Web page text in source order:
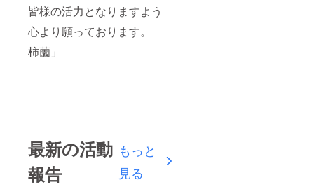
皆様の活力となりますよう
心より願っております。
柿薗」
最新の活動
報告
もっと
見る